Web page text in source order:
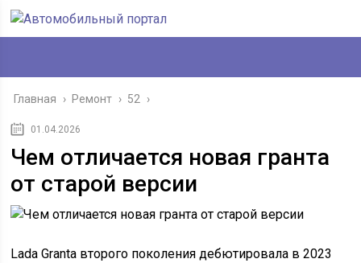
Главная › Ремонт › 52 ›
01.04.2026
Чем отличается новая гранта
от старой версии
Lada Granta второго поколения дебютировала в 2023